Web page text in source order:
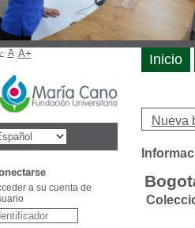
Nueva
Inicio
A A+
a su cuenta de